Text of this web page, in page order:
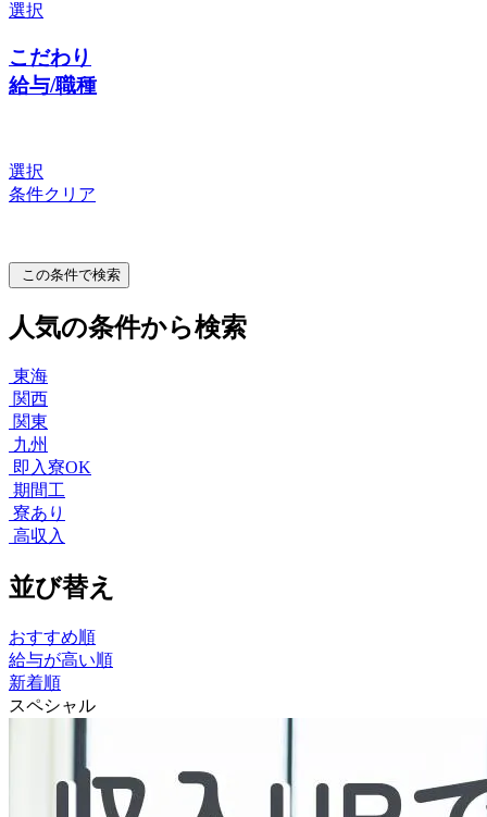
選択
こだわり
給与/職種
選択
条件クリア
この条件で検索
人気の条件から検索
東海
関西
関東
九州
即入寮OK
期間工
寮あり
高収入
並び替え
おすすめ順
給与が高い順
新着順
スペシャル